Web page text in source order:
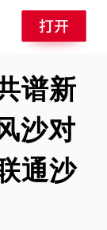
谱新
沙对
通沙